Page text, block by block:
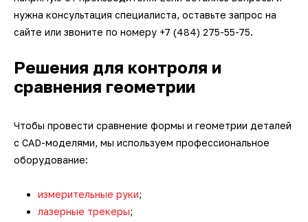
нужна консультация специалиста, оставьте запрос на
сайте или звоните по номеру +7 (484) 275-55-75.
Решения для контроля и
сравнения геометрии
Чтобы провести сравнение формы и геометрии деталей
с CAD-моделями, мы используем профессиональное
оборудование:
измерительные руки;
лазерные трекеры;